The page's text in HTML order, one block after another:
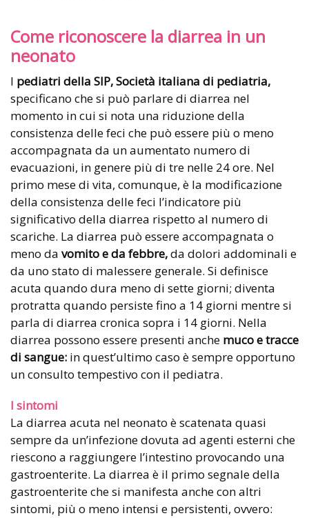
Come riconoscere la diarrea in un
neonato
I pediatri della SIP, Società italiana di pediatria,
specificano che si può parlare di diarrea nel
momento in cui si nota una riduzione della
consistenza delle feci che può essere più o meno
accompagnata da un aumentato numero di
evacuazioni, in genere più di tre nelle 24 ore. Nel
primo mese di vita, comunque, è la modificazione
della consistenza delle feci l’indicatore più
significativo della diarrea rispetto al numero di
scariche. La diarrea può essere accompagnata o
meno da vomito e da febbre,da dolori addominali e
da uno stato di malessere generale. Si definisce
acuta quando dura meno di sette giorni; diventa
protratta quando persiste fino a 14 giorni mentre si
parla di diarrea cronica sopra i 14 giorni. Nella
diarrea possono essere presenti anche muco e tracce
di sangue: in quest’ultimo caso è sempre opportuno
un consulto tempestivo con il pediatra.
I sintomi
La diarrea acuta nel neonato è scatenata quasi
sempre da un’infezione dovuta ad agenti esterni che
riescono a raggiungere l’intestino provocando una
gastroenterite. La diarrea è il primo segnale della
gastroenterite che si manifesta anche con altri
sintomi, più o meno intensi e persistenti, ovvero: